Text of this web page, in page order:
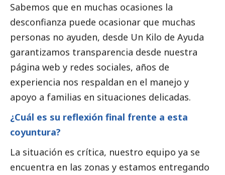
Sabemos que en muchas ocasiones la
desconfianza puede ocasionar que muchas
personas no ayuden, desde Un Kilo de Ayuda
garantizamos transparencia desde nuestra
página web y redes sociales, años de
experiencia nos respaldan en el manejo y
apoyo a familias en situaciones delicadas.
¿Cuál es su reflexión final frente a esta
coyuntura?
La situación es crítica, nuestro equipo ya se
encuentra en las zonas y estamos entregando